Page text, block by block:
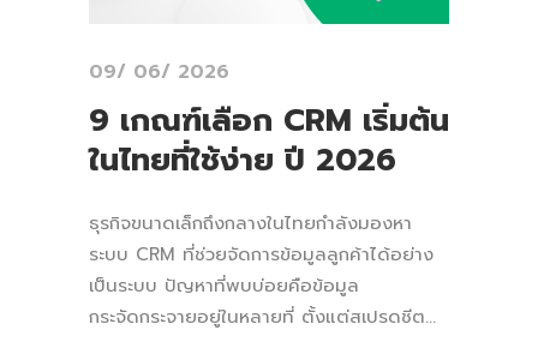
09/ 06/ 2026
9 เกณฑ์เลือก CRM เริ่มต้น
ในไทยที่ใช้ง่าย ปี 2026
ธุรกิจขนาดเล็กถึงกลางในไทยกำลังมองหา
ระบบ CRM ที่ช่วยจัดการข้อมูลลูกค้าได้อย่าง
เป็นระบบ ปัญหาที่พบบ่อยคือข้อมูล
กระจัดกระจายอยู่ในหลายที่ ตั้งแต่สเปรดชีต...